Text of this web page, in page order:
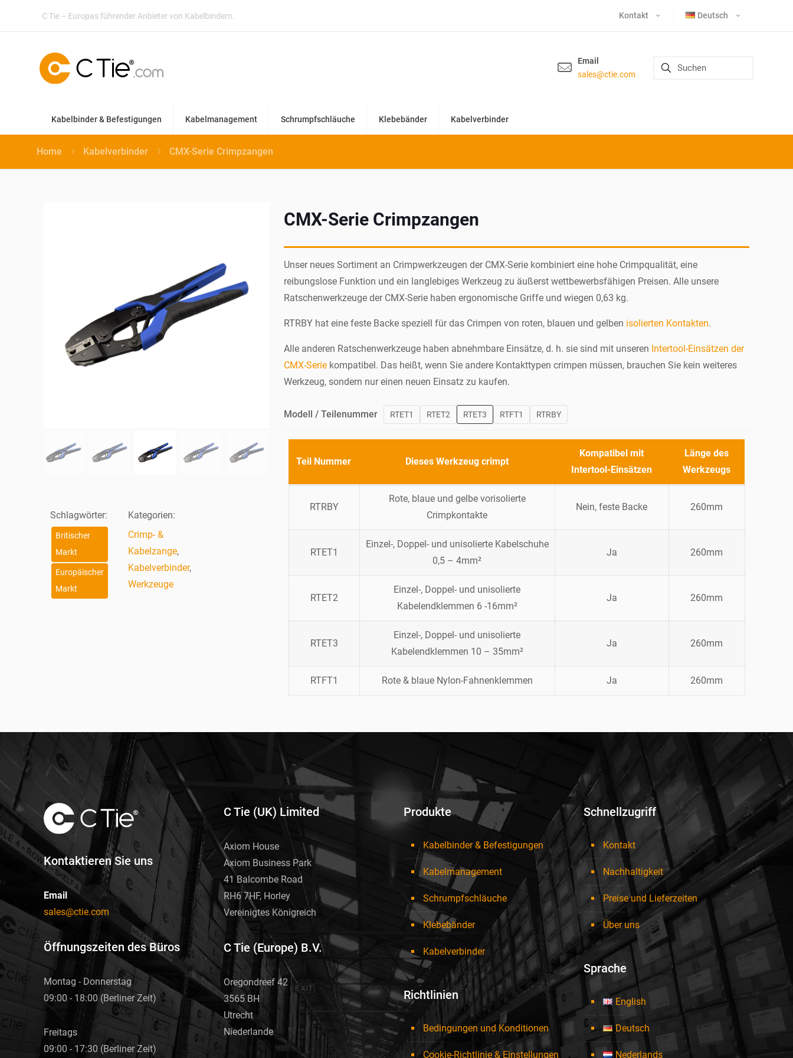
Wir liefern nach ganz Europa!Sehen Sie sich unsere Preise und Lieferzeiten an Kontakt Deutsch
Email
sales@ctie.com
Kabelbinder & Befestigungen Kabelmanagement Schrumpfschläuche Klebebänder Kabelverbinder
Home Kabelverbinder CMX-Serie Crimpzangen
Schlagwörter:
Britischer
Markt
Europäischer
Markt
Kategorien:
Crimp- &
Kabelzange,
Kabelverbinder,
Werkzeuge
CMX-Serie Crimpzangen
Unser neues Sortiment an Crimpwerkzeugen der CMX-Serie kombiniert eine hohe Crimpqualität, eine
reibungslose Funktion und ein langlebiges Werkzeug zu äußerst wettbewerbsfähigen Preisen. Alle unsere
Ratschenwerkzeuge der CMX-Serie haben ergonomische Griffe und wiegen 0,63 kg.
RTRBY hat eine feste Backe speziell für das Crimpen von roten, blauen und gelben isolierten Kontakten.
Alle anderen Ratschenwerkzeuge haben abnehmbare Einsätze, d. h. sie sind mit unseren Intertool-Einsätzen der
CMX-Seriekompatibel. Das heißt, wenn Sie andere Kontakttypen crimpen müssen, brauchen Sie kein weiteres
Werkzeug, sondern nur einen neuen Einsatz zu kaufen.
Modell / Teilenummer RTET1 RTET2 RTET3 RTFT1 RTRBY
Teil Nummer Dieses Werkzeug crimpt
Kompatibel mit
Intertool-Einsätzen
Länge des
Werkzeugs
RTRBY
Rote, blaue und gelbe vorisolierte
Crimpkontakte
Nein, feste Backe 260mm
RTET1
Einzel-, Doppel- und unisolierte Kabelschuhe
0,5 – 4mm²
Ja 260mm
RTET2
Einzel-, Doppel- und unisolierte
Kabelendklemmen 6 -16mm²
Ja 260mm
RTET3
Einzel-, Doppel- und unisolierte
Kabelendklemmen 10 – 35mm²
Ja 260mm
RTFT1 Rote & blaue Nylon-Fahnenklemmen Ja 260mm
Kontaktieren Sie uns
Email
sales@ctie.com
Öffnungszeiten des Büros
Montag - Donnerstag
09:00 - 18:00 (Berliner Zeit)
Freitags
09:00 - 17:30 (Berliner Zeit)
C Tie (UK) Limited
Axiom House
Axiom Business Park
41 Balcombe Road
RH6 7HF, Horley
Vereinigtes Königreich
C Tie (Europe) B.V.
Oregondreef 42
3565 BH
Utrecht
Niederlande
Produkte
Kabelbinder & Befestigungen
Kabelmanagement
Schrumpfschläuche
Klebebänder
Kabelverbinder
Richtlinien
Bedingungen und Konditionen
Cookie-Richtlinie & Einstellungen
Schnellzugriff
Kontakt
Nachhaltigkeit
Preise und Lieferzeiten
Über uns
Sprache
English
Deutsch
Nederlands